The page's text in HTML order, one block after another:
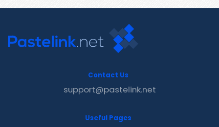
Contact Us
support@pastelink.net
Useful Pages